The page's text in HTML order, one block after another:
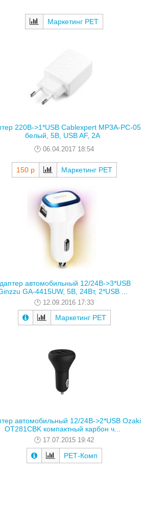
Маркетинг РЕТ
220В->1*USB Cablexpert MP3A-PC-05
белый, 5В, USB AF, 2А
06.04.2017 18:54
150 р Маркетинг РЕТ
автомобильный 12/24В->3*USB
GA-4415UW, 5В, 24Вт, 2*USB ...
12.09.2016 17:33
Маркетинг РЕТ
автомобильный 12/24В->2*USB Ozaki
OT281CBK компактный карбон ч...
17.07.2015 19:42
РЕТ-Комп